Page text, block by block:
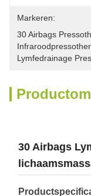
Markeren:
30 Airbags
Lymfedrainage
30 Airbags